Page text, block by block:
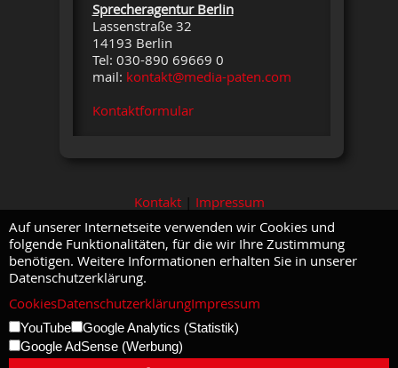
Sprecheragentur Berlin
Lassenstraße 32
14193 Berlin
Tel: 030-890 69669 0
mail: kontakt@media-paten.com
Kontaktformular
Kontakt| Impressum
Auf unserer Internetseite verwenden wir Cookies und
folgende Funktionalitäten, für die wir Ihre Zustimmung
benötigen. Weitere Informationen erhalten Sie in unserer
Datenschutzerklärung.
CookiesDatenschutzerklärungImpressum
YouTube
Google Analytics (Statistik)
Google AdSense (Werbung)